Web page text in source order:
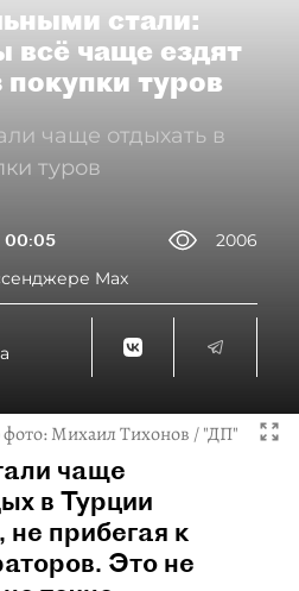
стали:
всё чаще ездят
туров
чаще отдыхать в
туров
00:05
2006
Max
Михаил Тихонов / "ДП"
чаще
в Турции
прибегая к
Это не